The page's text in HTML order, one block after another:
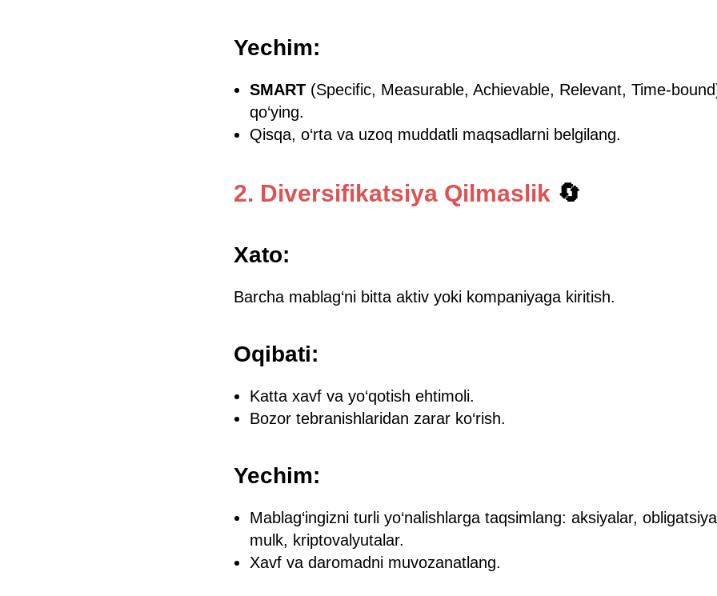
Yechim:
SMART (Specific, Measurable, Achievable, Relevant, Time-
qo‘ying.
Qisqa, o‘rta va uzoq muddatli maqsadlarni belgilang.
2. Diversifikatsiya Qilmaslik 🔄
Xato:
Barcha mablag‘ni bitta aktiv yoki kompaniyaga kiritish.
Oqibati:
Katta xavf va yo‘qotish ehtimoli.
Bozor tebranishlaridan zarar ko‘rish.
Yechim:
Mablag‘ingizni turli yo‘nalishlarga taqsimlang: aksiyalar,
mulk, kriptovalyutalar.
Xavf va daromadni muvozanatlang.